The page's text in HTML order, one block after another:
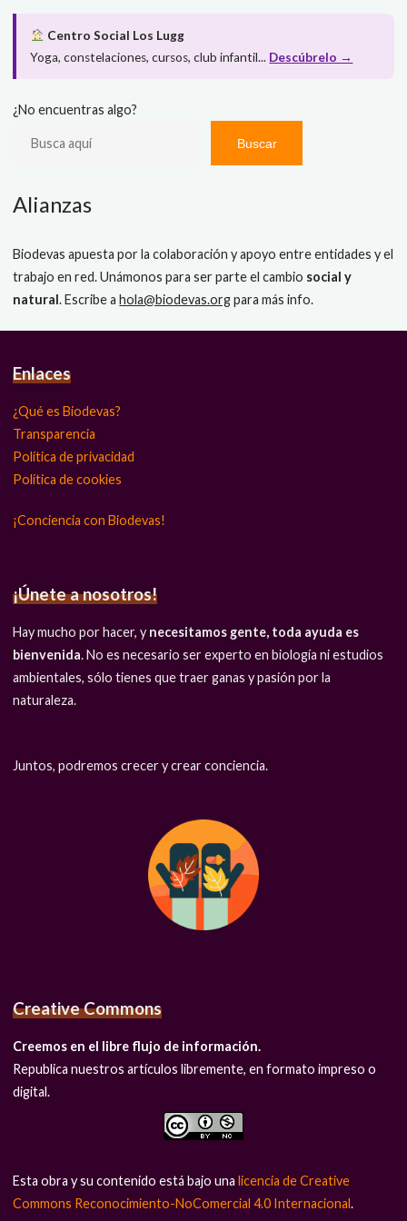
Centro Social Los Lugg
Yoga, constelaciones, cursos, club infantil... Descúbrelo →
¿No encuentras algo?
Buscar
Alianzas
Biodevas apuesta por la colaboración y apoyo entre entidades y el
trabajo en red. Unámonos para ser parte el cambio social y
natural. Escribe ahola@biodevas.orgpara más info.
Enlaces
¿Qué es Biodevas?
Transparencia
Política de privacidad
Política de cookies
¡Conciencia con Biodevas!
¡Únete a nosotros!
Hay mucho por hacer, y necesitamos gente, toda ayuda es
bienvenida. No es necesario ser experto en biología ni estudios
ambientales, sólo tienes que traer ganas y pasión por la
naturaleza.
Juntos, podremos crecer y crear conciencia.
Creative Commons
Creemos en el libre flujo de información.
Republica nuestros artículos libremente, en formato impreso o
digital.
Esta obra y su contenido está bajo unalicencia de Creative
Commons Reconocimiento-NoComercial 4.0 Internacional.